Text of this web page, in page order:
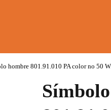
hombre 801.91.010 PA color no 50